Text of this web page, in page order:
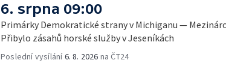
6. srpna 09:00
Primárky Demokratické strany v Michiganu —
Přibylo zásahů horské služby v Jeseníkách
Poslední vysílání6. 8. 2026 na ČT24